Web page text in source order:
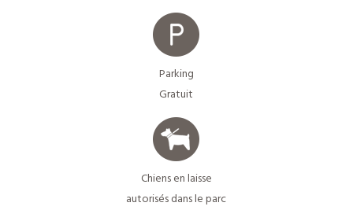
Parking
Gratuit
Chiens en laisse
autorisés dans le parc